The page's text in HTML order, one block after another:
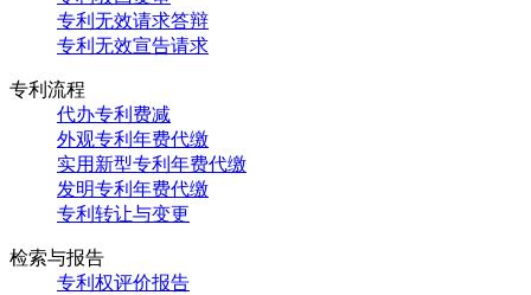
专利无效请求答辩
专利无效宣告请求
专利流程
代办专利费减
外观专利年费代缴
实用新型专利年费代缴
发明专利年费代缴
专利转让与变更
检索与报告
专利权评价报告